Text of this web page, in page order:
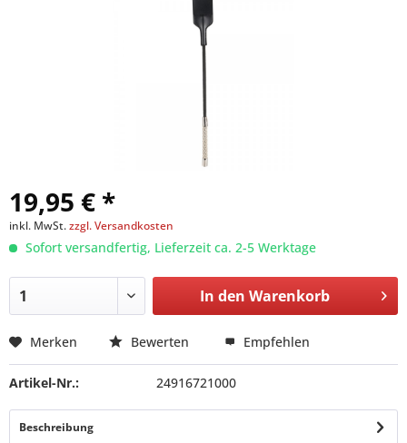
19,95 € *
inkl. MwSt.zzgl. Versandkosten
Sofort versandfertig, Lieferzeit ca. 2-5 Werktage
In den Warenkorb
Merken Bewerten Empfehlen
Artikel-Nr.: 24916721000
Beschreibung